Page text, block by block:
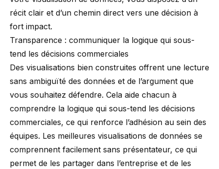
récit clair et d’un chemin direct vers une décision à
fort impact.
Transparence : communiquer la logique qui sous-
tend les décisions commerciales
Des visualisations bien construites offrent une lecture
sans ambiguïté des données et de l’argument que
vous souhaitez défendre. Cela aide chacun à
comprendre la logique qui sous-tend les décisions
commerciales, ce qui renforce l’adhésion au sein des
équipes. Les meilleures visualisations de données se
comprennent facilement sans présentateur, ce qui
permet de les partager dans l’entreprise et de les